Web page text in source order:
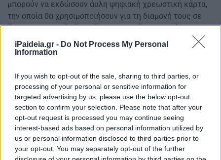
iPaideia.gr - Do Not Process My Personal
Information
If you wish to opt-out of the sale, sharing to third parties, or
processing of your personal or sensitive information for
targeted advertising by us, please use the below opt-out
section to confirm your selection. Please note that after your
opt-out request is processed you may continue seeing
interest-based ads based on personal information utilized by
us or personal information disclosed to third parties prior to
your opt-out. You may separately opt-out of the further
μπορούν να εκδώσουν άυλη ψηφιακή χρεωστική κάρτα,
την οποία θα χρησιμοποιήσουν για τη διαμονή τους σε
όποιο ξενοδοχείο ή κατάλυμα της χώρας επιλέξουν
χωρίς καμία γραφειοκρατική διαδικασία.